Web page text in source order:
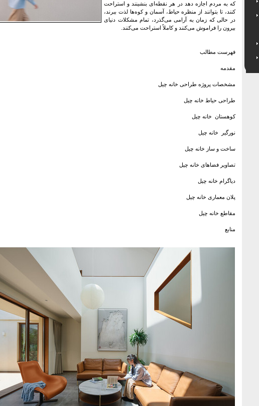
که به مردم اجازه دهد در هر نقطه‌ای بنشینند و استراحت
کنند، تا بتوانند از منظره حیاط، آسمان و کوه‌ها لذت ببرند،
در حالی که زمان به آرامی می‌گذرد، تمام مشکلات دنیای
بیرون را فراموش می‌کنند و کاملاً استراحت می‌کنند.
فهرست مطالب
مقدمه
مشخصات پروژه طراحی خانه چیل
طراحی حیاط خانه چیل
کوهستان خانه چیل
نورگیر خانه چیل
ساخت و ساز خانه چیل
تصاویر فضاهای خانه چیل
دیاگرام خانه چیل
پلان معماری خانه چیل
مقاطع خانه چیل
منابع